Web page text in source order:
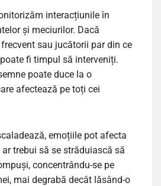
interacțiunile în
și meciurilor. Dacă
sau jucătorii par din ce
fi timpul să interveniți.
poate duce la o
afectează pe toți cei
emoțiile pot afecta
trebui să se străduiască să
concentrându-se pe
mai degrabă decât lăsând-o